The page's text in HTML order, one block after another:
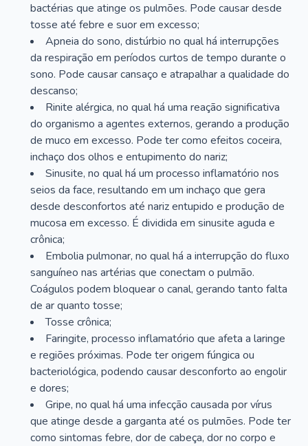
bactérias que atinge os pulmões. Pode causar desde
tosse até febre e suor em excesso;
Apneia do sono, distúrbio no qual há interrupções
da respiração em períodos curtos de tempo durante o
sono. Pode causar cansaço e atrapalhar a qualidade do
descanso;
Rinite alérgica, no qual há uma reação significativa
do organismo a agentes externos, gerando a produção
de muco em excesso. Pode ter como efeitos coceira,
inchaço dos olhos e entupimento do nariz;
Sinusite, no qual há um processo inflamatório nos
seios da face, resultando em um inchaço que gera
desde desconfortos até nariz entupido e produção de
mucosa em excesso. É dividida em sinusite aguda e
crônica;
Embolia pulmonar, no qual há a interrupção do fluxo
sanguíneo nas artérias que conectam o pulmão.
Coágulos podem bloquear o canal, gerando tanto falta
de ar quanto tosse;
Tosse crônica;
Faringite, processo inflamatório que afeta a laringe
e regiões próximas. Pode ter origem fúngica ou
bacteriológica, podendo causar desconforto ao engolir
e dores;
Gripe, no qual há uma infecção causada por vírus
que atinge desde a garganta até os pulmões. Pode ter
como sintomas febre, dor de cabeça, dor no corpo e